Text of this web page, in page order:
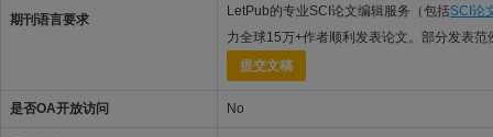
期刊语言要求
LetPub的专业SCI论文编辑服务（包括SCI论
力全球15万+作者顺利发表论文。部分发表范
提交文稿
是否OA开放访问 No